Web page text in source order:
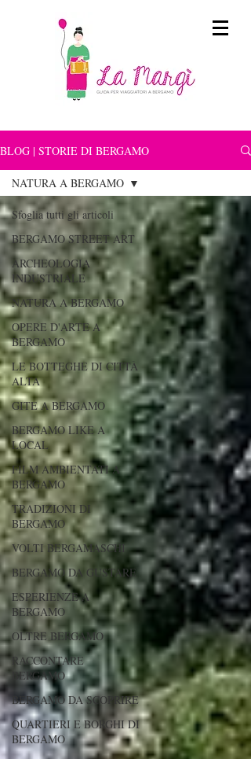
BLOG | STORIE DI BERGAMO
Sfoglia tutti gli articoli
BERGAMO STREET ART
ARCHEOLOGIA
INDUSTRIALE
NATURA A BERGAMO
OPERE D'ARTE A
BERGAMO
LE BOTTEGHE DI CITTÀ
ALTA
GITE A BERGAMO
BERGAMO LIKE A
LOCAL
FILM AMBIENTATI A
BERGAMO
TRADIZIONI DI
BERGAMO
VOLTI BERGAMASCHI
BERGAMO DA GUSTARE
ESPERIENZE A
BERGAMO
OLTRE BERGAMO
RACCONTARE
BERGAMO
BERGAMO DA SCOPRIRE
QUARTIERI E BORGHI DI
BERGAMO
NATURA A BERGAMO